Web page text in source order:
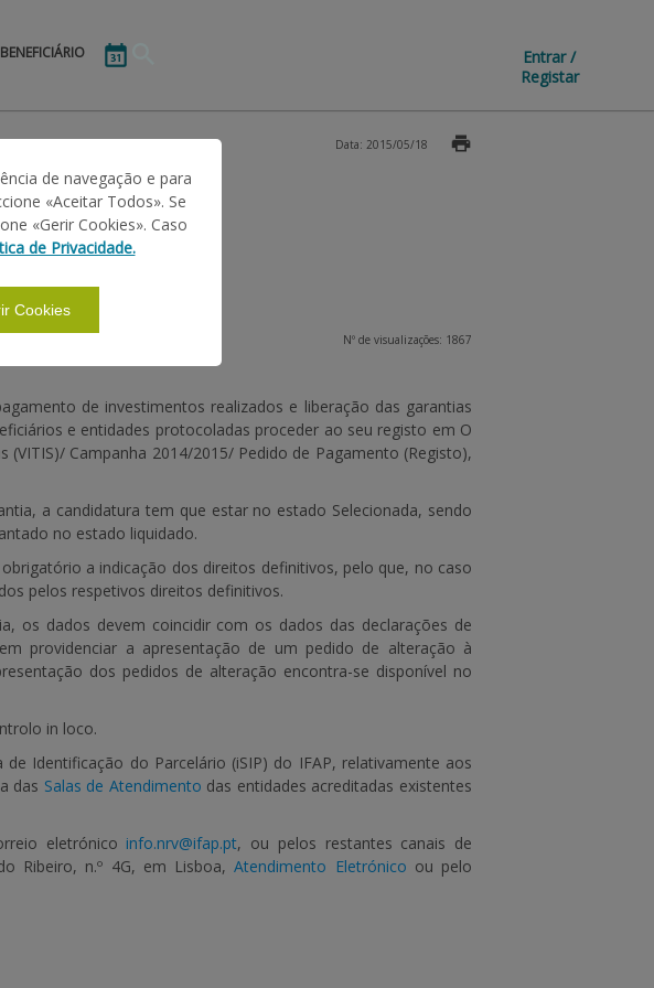
Entrar /
Registar
Data: 2015/05/18
Nº de visualizações: 1867
de investimentos realizados e liberação das garantias
e entidades protocoladas proceder ao seu registo em O
Campanha 2014/2015/ Pedido de Pagamento (Registo),
a candidatura tem que estar no estado Selecionada, sendo
no estado liquidado.
a indicação dos direitos definitivos, pelo que, no caso
pelos respetivos direitos definitivos.
os dados devem coincidir com os dados das declarações de
providenciar a apresentação de um pedido de alteração à
dos pedidos de alteração encontra-se disponível no
in loco.
Identificação do Parcelário (iSIP) do IFAP, relativamente aos
das Salas de Atendimento das entidades acreditadas existentes
eletrónico info.nrv@ifap.pt, ou pelos restantes canais de
Ribeiro, n.º 4G, em Lisboa,Atendimento Eletrónico ou pelo
de navegação e para
«Aceitar Todos». Se
«Gerir Cookies». Caso
de Privacidade.
Cookies